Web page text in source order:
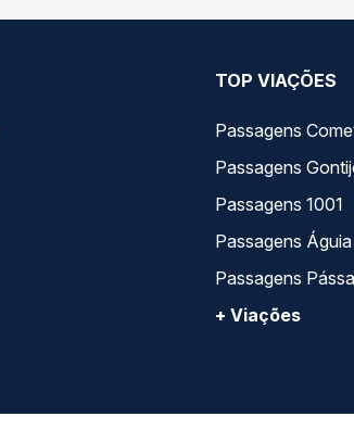
TOP VIAÇÕES
Passagens
Passagens
Passagens 1001
Passagens
Passagens
+ Viações